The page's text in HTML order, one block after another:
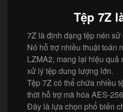
Tệp 7Z
7Z là định dạng tệp nén
Nó hỗ trợ nhiều thuật toán
LZMA2, mang lại hiệu quả
xử lý tệp dung lượng lớn.
Tệp 7Z có thể chứa nhiều
thời hỗ trợ mã hóa AES-
Đây là lựa chọn phổ biến